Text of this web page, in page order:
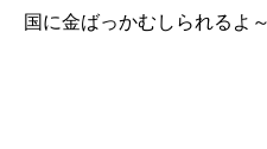
国に金ばっかむしられるよ